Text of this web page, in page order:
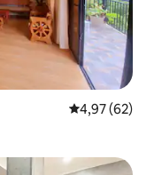
Note
4,97 (62)